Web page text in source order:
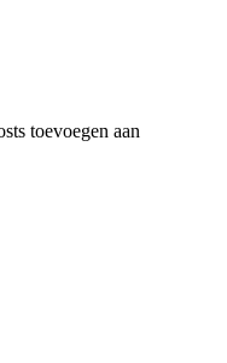
toevoegen aan